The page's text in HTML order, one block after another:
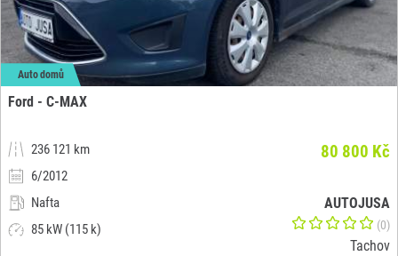
Auto domů
Ford - C-MAX
236 121 km
6/2012
Nafta
85 kW (115 k)
80 800 Kč
AUTOJUSA
(0)
Tachov